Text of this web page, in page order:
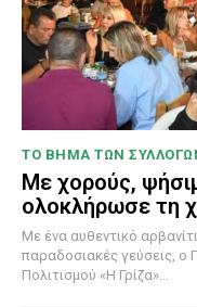
ΤΟ ΒΗΜΑ ΤΩΝ
Με χορούς,
ολοκλήρωσε τη
Με ένα αυθεντικό
παραδοσιακές γεύσεις, ο
Πολιτισμού «Η Γρίζα»...